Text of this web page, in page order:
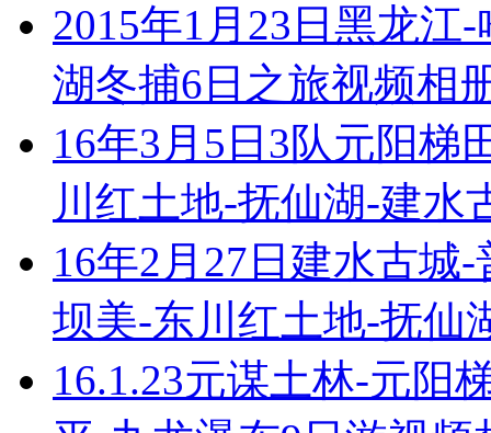
2015年1月23日黑龙江
湖冬捕6日之旅视频相
16年3月5日3队元阳梯
川红土地-抚仙湖-建水
16年2月27日建水古城
坝美-东川红土地-抚仙
16.1.23元谋土林-元阳